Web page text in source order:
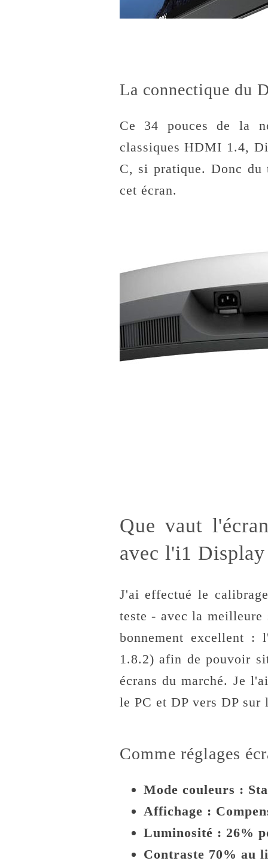
La connectique du
Ce 34 pouces de la
classiques HDMI 1.4,
C, si pratique. Donc du
cet écran.
Que vaut
avec l'i1
J'ai effectué le
teste - avec la
bonnement excellent :
1.8.2) afin de pouvoir
écrans du marché. Je
le PC et DP vers DP sur
Comme réglages
Mode couleurs :
Affichage :
Luminosité : 26%
Contraste 70% au